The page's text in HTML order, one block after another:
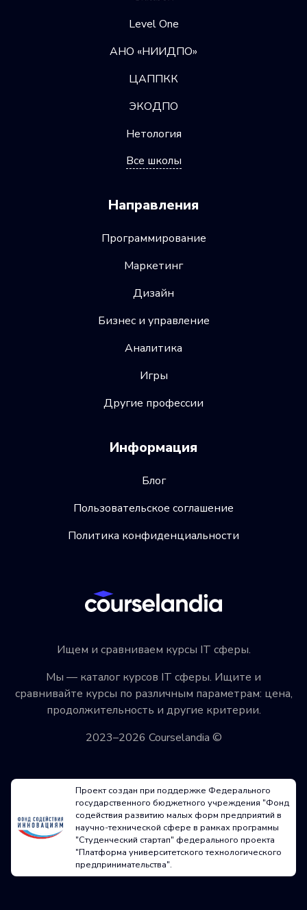
Ищем и сравниваем курсы IT сферы.
Мы — каталог курсов IT сферы. Ищите и
сравнивайте курсы по различным параметрам: цена,
продолжительность и другие критерии.
2023–2026 Courselandia ©
Level One
АНО «НИИДПО»
ЦАППКК
ЭКОДПО
Нетология
Все школы
Направления
Программирование
Маркетинг
Дизайн
Бизнес и управление
Аналитика
Игры
Другие профессии
Информация
Блог
Пользовательское соглашение
Политика конфиденциальности
Проект создан при поддержке Федерального
государственного бюджетного учреждения "Фонд
содействия развитию малых форм предприятий в
научно-технической сфере в рамках программы
"Студенческий стартап" федерального проекта
"Платформа университетского технологического
предпринимательства".